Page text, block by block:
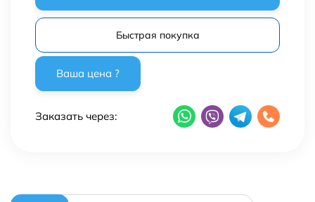
Быстрая покупка
Заказать через: